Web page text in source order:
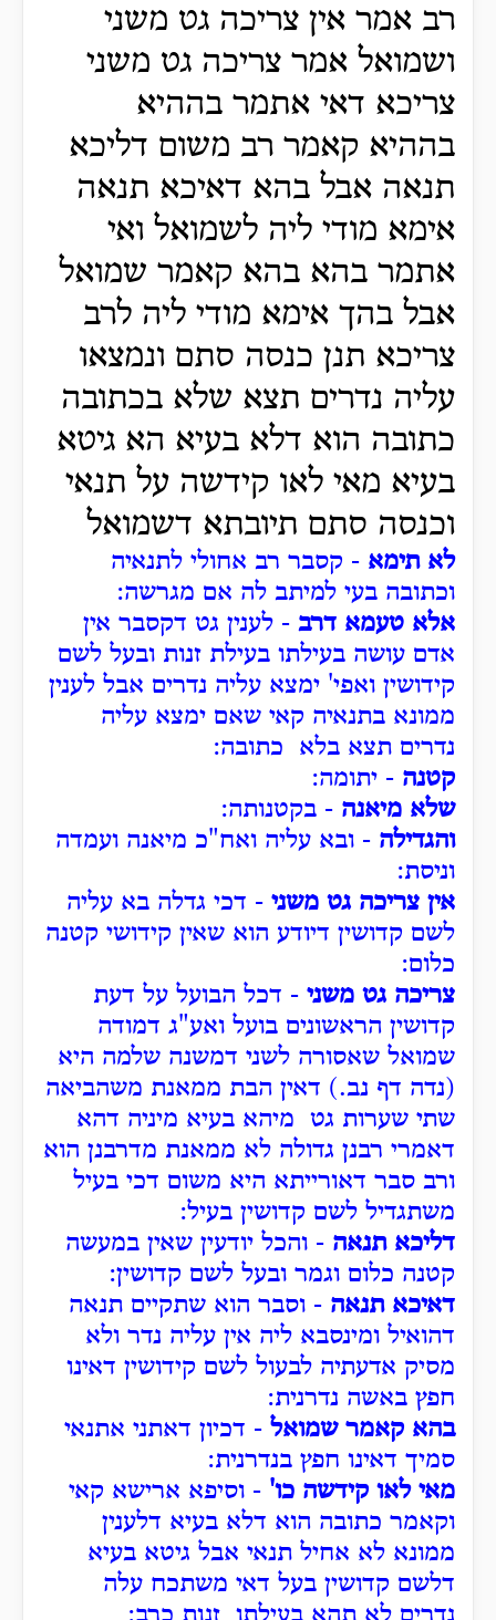
רב אמר אין צריכה גט משני
ושמואל אמר צריכה גט משני
צריכא דאי אתמר בההיא
בההיא קאמר רב משום דליכא
תנאה אבל בהא דאיכא תנאה
אימא מודי ליה לשמואל ואי
אתמר בהא בהא קאמר שמואל
אבל בהך אימא מודי ליה לרב
צריכא תנן כנסה סתם ונמצאו
עליה נדרים תצא שלא בכתובה
כתובה הוא דלא בעיא הא גיטא
בעיא מאי לאו קידשה על תנאי
וכנסה סתם תיובתא דשמואל
לא תימא - קסבר רב אחולי לתנאיה
וכתובה בעי למיתב לה אם מגרשה:
אלא טעמא דרב - לענין גט דקסבר אין
אדם עושה בעילתו בעילת זנות ובעל לשם
קידושין ואפי' ימצא עליה נדרים אבל לענין
ממונא בתנאיה קאי שאם ימצא עליה
נדרים תצא בלא כתובה:
קטנה - יתומה:
שלא מיאנה - בקטנותה:
והגדילה - ובא עליה ואח"כ מיאנה ועמדה
וניסת:
אין צריכה גט משני - דכי גדלה בא עליה
לשם קדושין דיודע הוא שאין קידושי קטנה
כלום:
צריכה גט משני - דכל הבועל על דעת
קדושין הראשונים בועל ואע"ג דמודה
שמואל שאסורה לשני דמשנה שלמה היא
(נדה דף נב.) דאין הבת ממאנת משהביאה
שתי שערות גט מיהא בעיא מיניה דהא
דאמרי רבנן גדולה לא ממאנת מדרבנן הוא
ורב סבר דאורייתא היא משום דכי בעיל
משתגדיל לשם קדושין בעיל:
דליכא תנאה - והכל יודעין שאין במעשה
קטנה כלום וגמר ובעל לשם קדושין:
דאיכא תנאה - וסבר הוא שתקיים תנאה
דהואיל ומינסבא ליה אין עליה נדר ולא
מסיק אדעתיה לבעול לשם קידושין דאינו
חפץ באשה נדרנית:
בהא קאמר שמואל - דכיון דאתני אתנאי
סמיך דאינו חפץ בנדרנית:
מאי לאו קידשה כו' - וסיפא ארישא קאי
וקאמר כתובה הוא דלא בעיא דלענין
ממונא לא אחיל תנאי אבל גיטא בעיא
דלשם קדושין בעל דאי משתכח עלה